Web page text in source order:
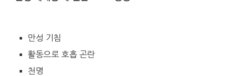
만성 기침
활동으로 호흡 곤란
천명